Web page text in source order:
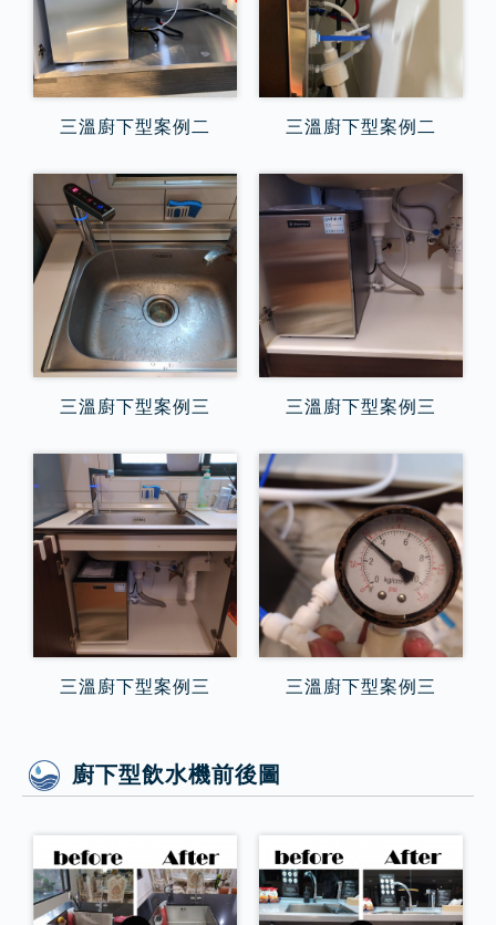
三溫廚下型案例二 三溫廚下型案例二
三溫廚下型案例三 三溫廚下型案例三
三溫廚下型案例三 三溫廚下型案例三
廚下型飲水機前後圖